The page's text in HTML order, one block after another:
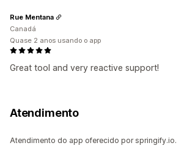
Great tool and very reactive support!
Rue Mentana
Canadá
Quase 2 anos usando o app
Atendimento
Atendimento do app oferecido por springify.io.